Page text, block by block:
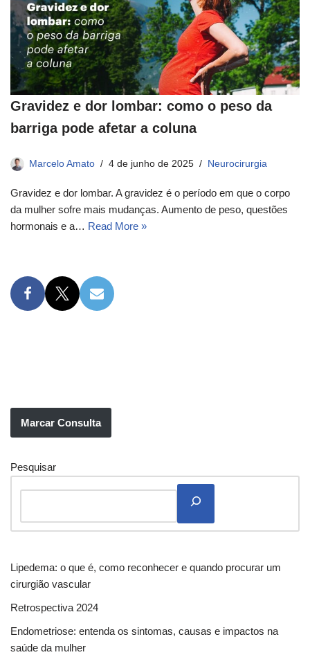
Gravidez e dor lombar: como o peso da
barriga pode afetar a coluna
Marcelo Amato 4 de junho de 2025 Neurocirurgia
Gravidez e dor lombar. A gravidez é o período em que o corpo
da mulher sofre mais mudanças. Aumento de peso, questões
hormonais e a… Read More »
Marcar Consulta
Pesquisar
Lipedema: o que é, como reconhecer e quando procurar um
cirurgião vascular
Retrospectiva 2024
Endometriose: entenda os sintomas, causas e impactos na
saúde da mulher